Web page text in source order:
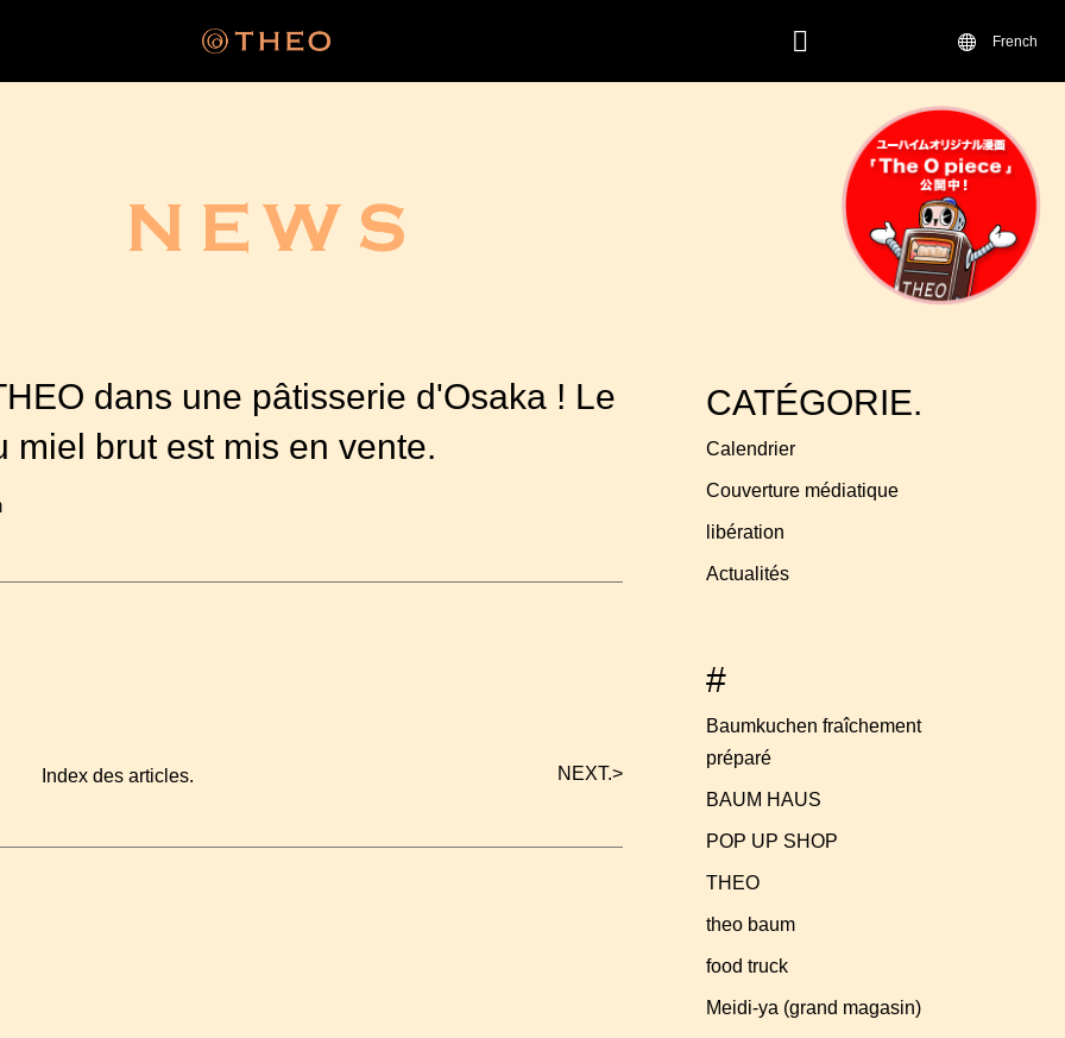
French
dans une pâtisserie d'Osaka ! Le
miel brut est mis en vente.
Index des articles. NEXT.>
CATÉGORIE.
Calendrier
Couverture médiatique
libération
Actualités
#
Baumkuchen fraîchement
préparé
BAUM HAUS
POP UP SHOP
THEO
theo baum
food truck
Meidi-ya (grand magasin)